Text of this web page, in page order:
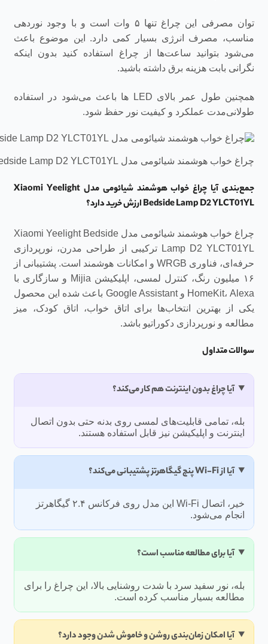
توان مصرفی این چراغ تنها ۵ وات است و با وجود نوردهی
مناسب، مصرف انرژی بسیار کمی دارد. این موضوع باعث
می‌شود بتوانید ساعت‌ها از چراغ استفاده کنید بدون اینکه
نگرانی بابت هزینه برق داشته باشید.
همچنین طول عمر بالای LED ها باعث می‌شود در استفاده
طولانی‌مدت عملکرد و کیفیت نور حفظ شود.
چراغ خواب هوشمند شیائومی مدل Xiaomi Yeelight Bedside Lamp D2 YLCT01YL
جمع‌بندی آیا چراغ خواب هوشمند شیائومی مدل Xiaomi Yeelight
Bedside Lamp D2 YLCT01YL ارزش خرید دارد؟
چراغ خواب هوشمند شیائومی مدل Xiaomi Yeelight Bedside
Lamp D2 YLCT01YL ترکیبی از طراحی مدرن، نورپردازی
حرفه‌ای، فناوری WRGB و امکانات هوشمند است. پشتیبانی از
۱۶ میلیون رنگ، کنترل لمسی، اپلیکیشن Mijia و سازگاری با
HomeKit، Alexa و Google Assistant باعث شده این محصول
یکی از بهترین انتخاب‌ها برای اتاق خواب، اتاق کودک، میز
مطالعه و نورپردازی دکوراتیو باشد.
سوالات متداول
آیا چراغ بدون اینترنت هم کار می‌کند؟
بله، تمامی قابلیت‌های لمسی روی بدنه حتی بدون اتصال
اینترنت و اپلیکیشن نیز قابل استفاده هستند.
آیا از Wi-Fi پنج گیگاهرتز پشتیبانی می‌کند؟
خیر، اتصال Wi-Fi این مدل روی فرکانس ۲.۴ گیگاهرتز
انجام می‌شود.
آیا برای مطالعه مناسب است؟
بله، نور سفید سرد با شدت روشنایی بالا، این چراغ را برای
مطالعه بسیار مناسب کرده است.
آیا امکان زمان‌بندی روشن و خاموش شدن وجود دارد؟